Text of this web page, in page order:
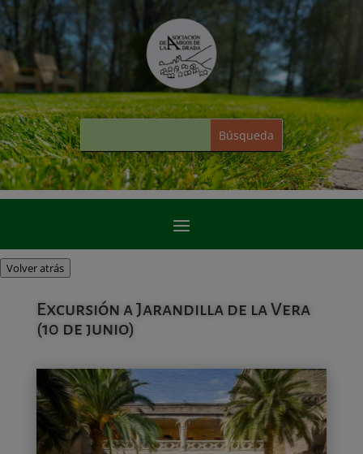
Volver atrás
Excursión a Jarandilla de la Vera
(10 de junio)